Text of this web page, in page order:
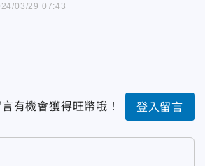
03/29 07:43
有機會獲得旺幣哦！ 登入留言